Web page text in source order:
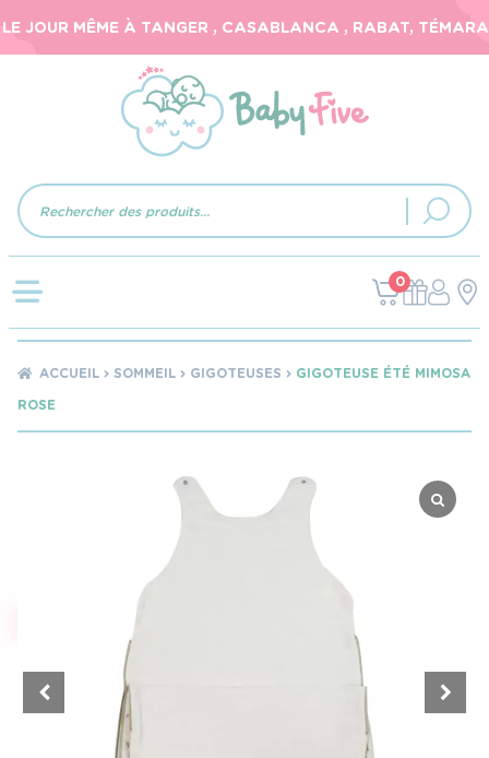
MÊME À TANGER , CASABLANCA , RABAT, TÉMARA,
Recherche
de
produits
0
ACCUEIL SOMMEIL GIGOTEUSES
GIGOTEUSE ÉTÉ MIMOSA
ROSE